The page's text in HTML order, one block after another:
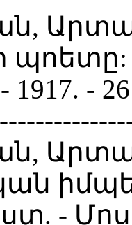
1917.
-